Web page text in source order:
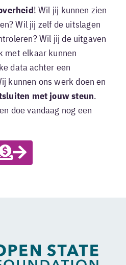
! Wil jij kunnen zien
Wil jij zelf de uitslagen
Wil jij de uitgaven
met elkaar kunnen
data achter een
kunnen ons werk doen en
met jouw steun.
doe vandaag nog een